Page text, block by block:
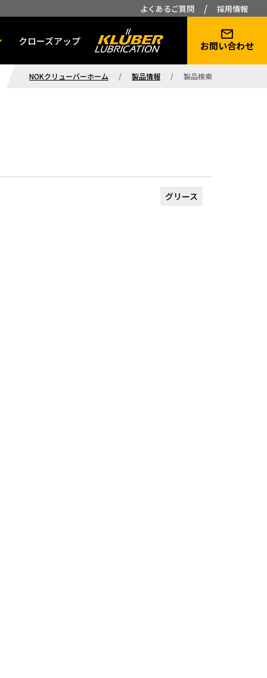
よくあるご質問 / 採用情報
クローズアップ お問い合わせ
NOKクリューバーホーム / 製品情報 / 製品検索
グリース